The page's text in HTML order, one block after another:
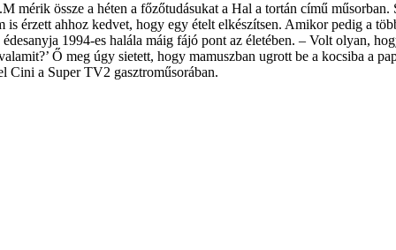
össze a héten a főzőtudásukat a Hal a tortán című
is érzett ahhoz kedvet, hogy egy ételt elkészítsen. Amikor pedig a
1994-es halála máig fájó pont az életében. – Volt olyan,
Ő meg úgy sietett, hogy mamuszban ugrott be a kocsiba a
Cini a Super TV2 gasztroműsorában.